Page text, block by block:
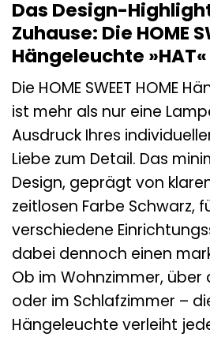
Das Design-
Zuhause: Die HOME
Hängeleuchte »HAT«
Die HOME SWEET HOME
ist mehr als nur eine
Ausdruck Ihres
Liebe zum Detail. Das
Design, geprägt von
zeitlosen Farbe Schwarz,
verschiedene
dabei dennoch einen
Ob im Wohnzimmer, über
oder im Schlafzimmer –
Hängeleuchte verleiht